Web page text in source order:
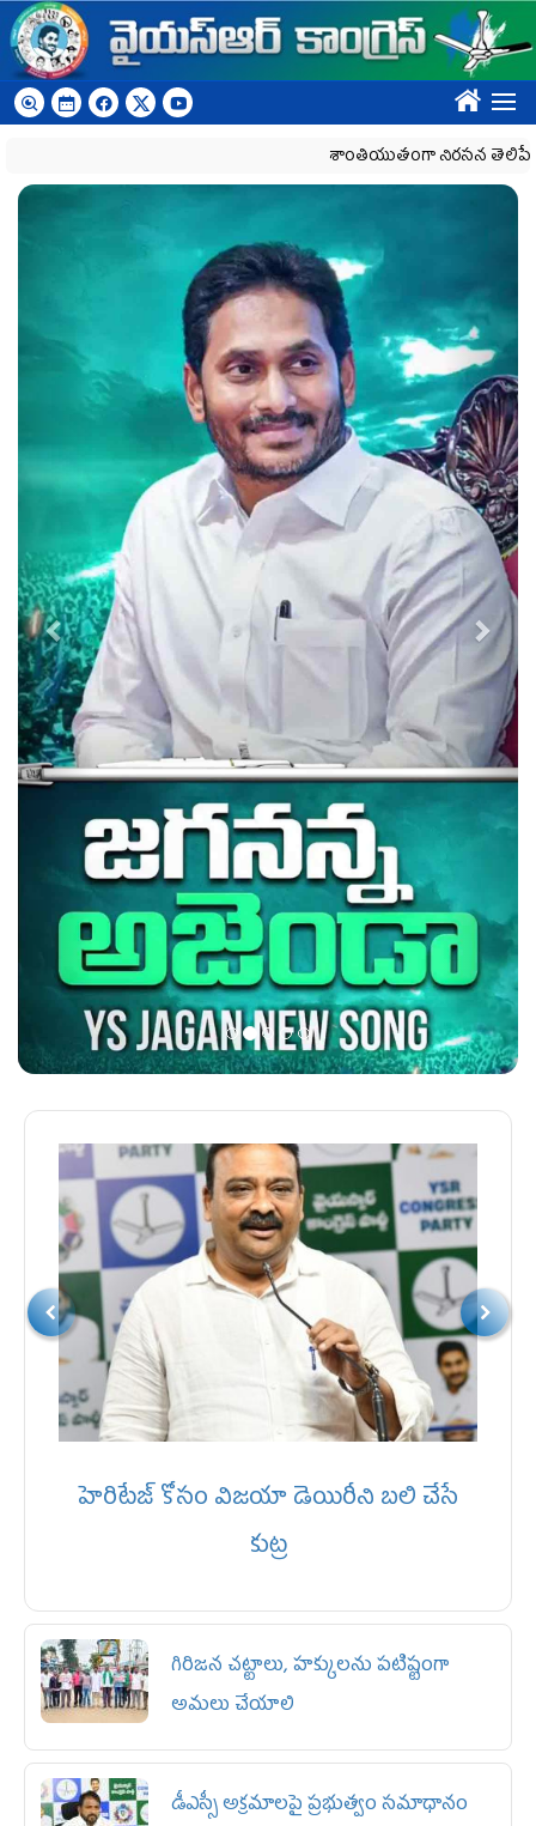
Skip to main content
????
శాంతియుతంగా నిరసన తెలిపే
Previous Next
హెరిటేజ్ కోసం విజయా డెయిరీని బలి చేసే
కుట్ర‌
గిరిజన చట్టాలు, హక్కులను పటిష్టంగా
అమలు చేయాలి
డీఎస్సీ అక్రమాలపై ప్రభుత్వం సమాధానం